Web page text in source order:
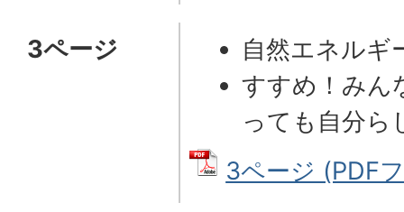
3ページ
自然エネルギ
すすめ！みん
っても自分ら
3ページ (PDF